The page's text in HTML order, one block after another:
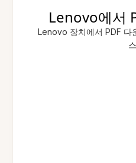
Lenovo에서
Lenovo 장치에서 PDF 다
스